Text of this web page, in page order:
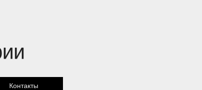
Контакты